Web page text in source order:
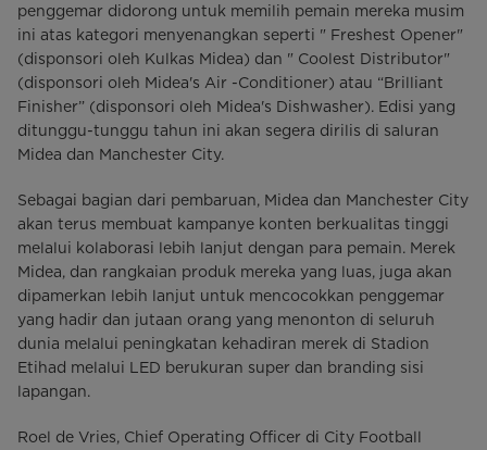
penggemar didorong untuk memilih pemain mereka musim
ini atas kategori menyenangkan seperti " Freshest Opener"
(disponsori oleh Kulkas Midea) dan " Coolest Distributor"
(disponsori oleh Midea's Air -Conditioner) atau “Brilliant
Finisher” (disponsori oleh Midea's Dishwasher). Edisi yang
ditunggu-tunggu tahun ini akan segera dirilis di saluran
Midea dan Manchester City.
Sebagai bagian dari pembaruan, Midea dan Manchester City
akan terus membuat kampanye konten berkualitas tinggi
melalui kolaborasi lebih lanjut dengan para pemain. Merek
Midea, dan rangkaian produk mereka yang luas, juga akan
dipamerkan lebih lanjut untuk mencocokkan penggemar
yang hadir dan jutaan orang yang menonton di seluruh
dunia melalui peningkatan kehadiran merek di Stadion
Etihad melalui LED berukuran super dan branding sisi
lapangan.
Roel de Vries, Chief Operating Officer di City Football